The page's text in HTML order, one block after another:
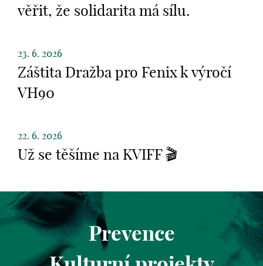
věřit, že solidarita má sílu.
23. 6. 2026
Záštita Dražba pro Fenix k výročí
VH90
22. 6. 2026
Už se těšíme na KVIFF 🎬
Prevence